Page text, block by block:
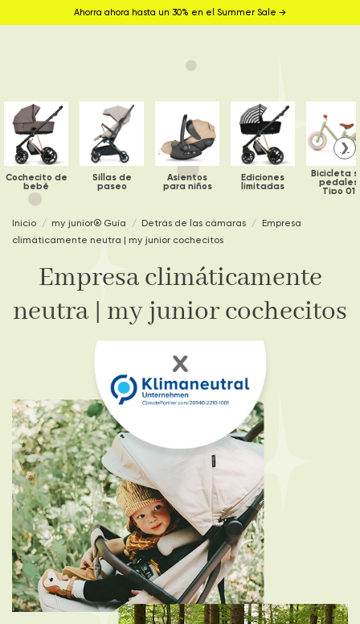
Ahorra ahora hasta un 30% en el Summer Sale →
Cochecito de
bebé
Sillas de
paseo
Asientos
para niños
Ediciones
limitadas
Bicicleta
pedales
Tipo 01
❯
Inicio my junior® Guía Detrás de las cámaras
Empresa
climáticamente neutra | my junior cochecitos
Empresa climáticamente
neutra | my junior cochecitos